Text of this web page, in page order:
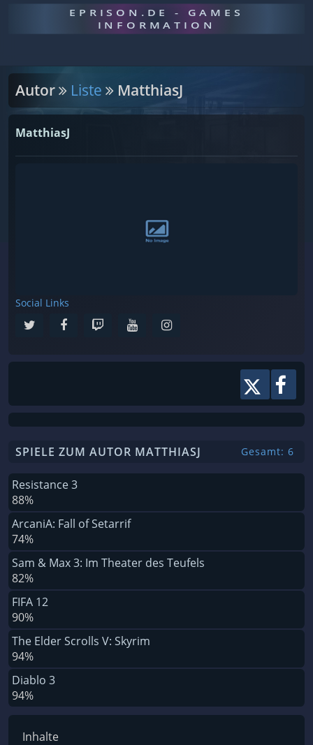
EPRISON.DE - GAMES
INFORMATION
Autor Liste MatthiasJ
MatthiasJ
Social Links
SPIELE ZUM AUTOR MATTHIASJ Gesamt: 6
Resistance 3
88%
ArcaniA: Fall of Setarrif
74%
Sam & Max 3: Im Theater des Teufels
82%
FIFA 12
90%
The Elder Scrolls V: Skyrim
94%
Diablo 3
94%
Inhalte